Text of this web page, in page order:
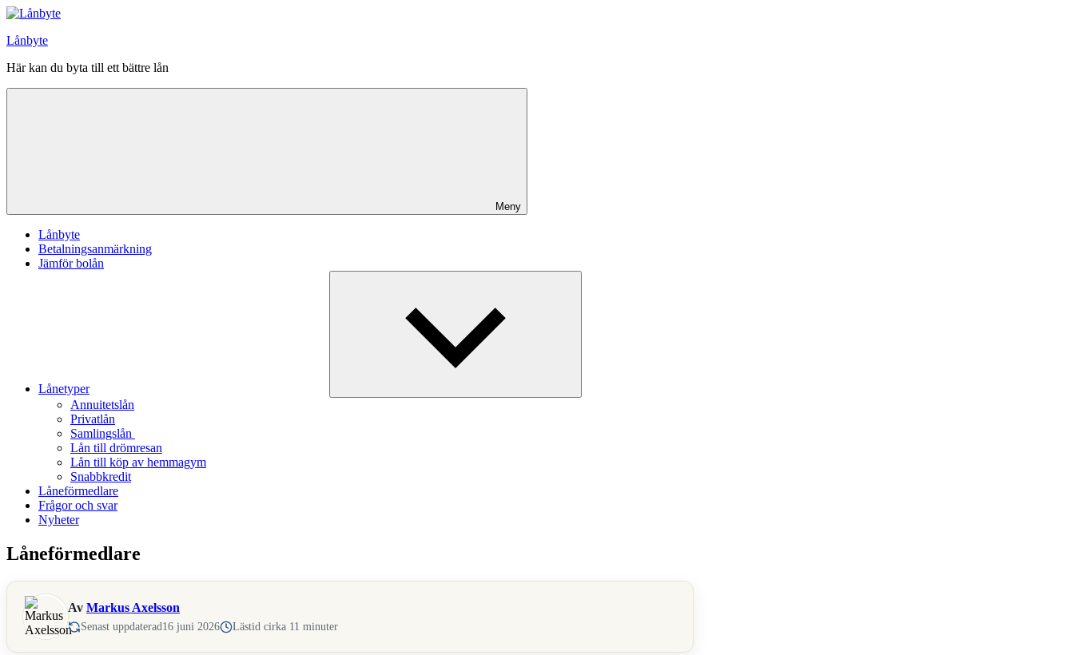
Hoppa
innehåll
Lånbyte
Här kan du byta till ett bättre lån
Meny
Lånbyte
Betalningsanmärkning
Jämför bolån
Lånetyper
Annuitetslån
Privatlån
Samlingslån
Lån till drömresan
Lån till köp av hemmagym
Snabbkredit
Låneförmedlare
Frågor och svar
Nyheter
Låneförmedlare
Av Markus Axelsson
Senast uppdaterad 16 juni 2026 Lästid cirka 11 minuter